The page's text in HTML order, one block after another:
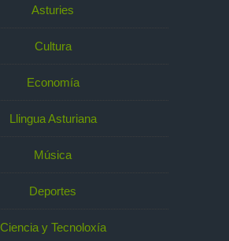
Asturies
Cultura
Economía
Llingua Asturiana
Música
Deportes
Ciencia y Tecnoloxía